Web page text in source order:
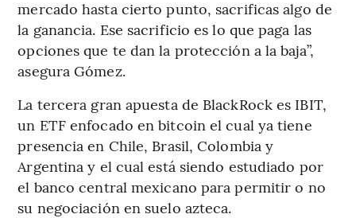
mercado hasta cierto punto, sacrificas algo de
la ganancia. Ese sacrificio es lo que paga las
opciones que te dan la protección a la baja”,
asegura Gómez.
La tercera gran apuesta de BlackRock es IBIT,
un ETF enfocado en bitcoin el cual ya tiene
presencia en Chile, Brasil, Colombia y
Argentina y el cual está siendo estudiado por
el banco central mexicano para permitir o no
su negociación en suelo azteca.